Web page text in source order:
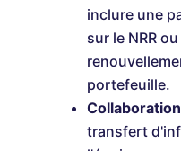
inclure une
sur le NRR
portefeuille.
transfert